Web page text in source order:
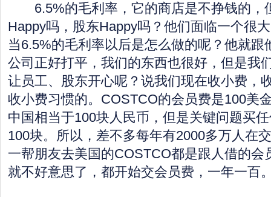
6.5%的毛利率，它的商店是不挣钱的，
Happy吗，股东Happy吗？他们面临一个很
当6.5%的毛利率以后是怎么做的呢？他就跟
公司正好打平，我们的东西也很好，但是我
让员工、股东开心呢？说我们现在收小费，
收小费习惯的。COSTCO的会员费是100美
中国相当于100块人民币，但是关键问题买
100块。所以，差不多每年有2000多万人在
一帮朋友去美国的COSTCO都是跟人借的会
就不好意思了，都开始交会员费，一年一百